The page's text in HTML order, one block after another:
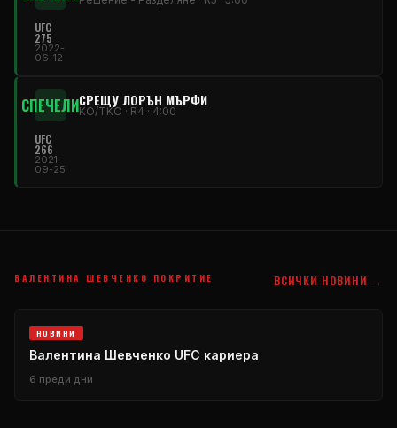
UFC
275
2022-
06-12
СПЕЧЕЛИСРЕЩУ ЛОРЪН МЪРФИ
KO/TKO · R4 · 4:00
UFC
266
2021-
09-25
ВАЛЕНТИНА ШЕВЧЕНКО ПОКРИТИЕ ВСИЧКИ НОВИНИ →
НОВИНИ
Валентина Шевченко UFC кариера
6 преди дни